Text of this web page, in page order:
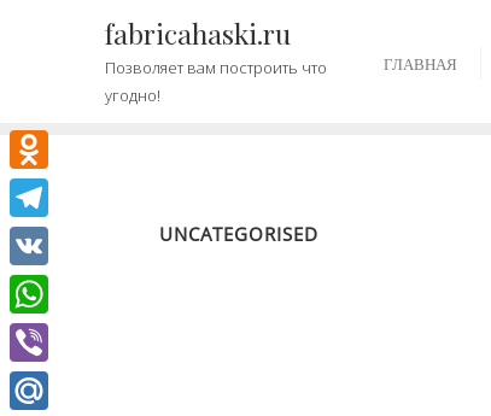
содержимому
fabricahaski.ru
Позволяет вам построить что
угодно!
ГЛАВНАЯ
UNCATEGORISED
Odnoklassniki
Telegram
VK
WhatsApp
Viber